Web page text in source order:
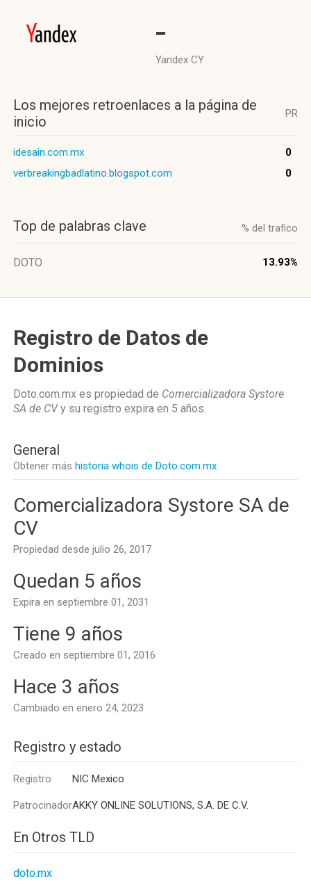
-
Yandex CY
Los mejores retroenlaces a la página de
inicio
PR
idesain.com.mx
0
verbreakingbadlatino.blogspot.com
0
Top de palabras clave % del trafico
DOTO 13.93%
Registro de Datos de
Dominios
Doto.com.mx es propiedad de Comercializadora Systore
SA de CVy su registro expira en 5 años.
General
Obtener más historia whois de Doto.com.mx
Comercializadora Systore SA de
CV
Propiedad desde julio 26, 2017
Quedan 5 años
Expira en septiembre 01, 2031
Tiene 9 años
Creado en septiembre 01, 2016
Hace 3 años
Cambiado en enero 24, 2023
Registro y estado
Registro NIC Mexico
PatrocinadorAKKY ONLINE SOLUTIONS, S.A. DE C.V.
En Otros TLD
doto.mx